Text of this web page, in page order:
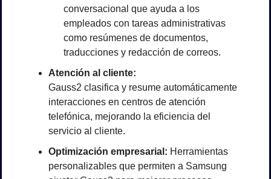
conversacional que ayuda a los
empleados con tareas administrativas
como resúmenes de documentos,
traducciones y redacción de correos.
Atención al cliente:
Gauss2 clasifica y resume automáticamente
interacciones en centros de atención
telefónica, mejorando la eficiencia del
servicio al cliente.
Optimización empresarial: Herramientas
personalizables que permiten a Samsung